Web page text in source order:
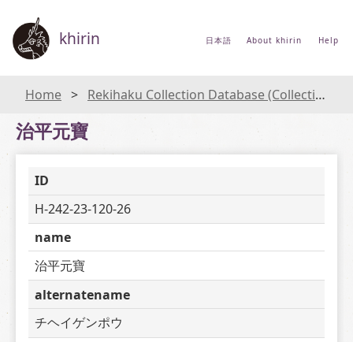
khirin 日本語 About khirin Help
Home Rekihaku Collection Database (Collections Database of the National Museum of Japanese History)
治平元寶
ID
H-242-23-120-26
name
治平元寶
alternatename
チヘイゲンポウ